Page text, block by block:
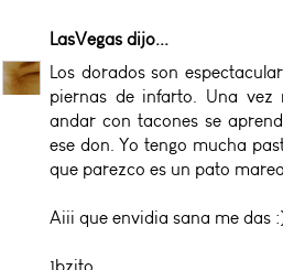
LasVegas dijo...
Los dorados son
piernas de infarto. Una
andar con tacones se
ese don. Yo tengo mucha
que parezco es un pato
Aiii que envidia sana me das